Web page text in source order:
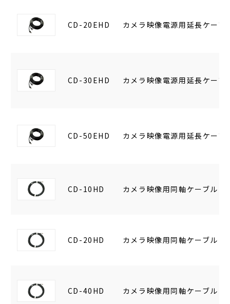
CD-20EHD カメラ映像電源用延長ケー
CD-30EHD カメラ映像電源用延長ケー
CD-50EHD カメラ映像電源用延長ケー
CD-10HD カメラ映像用同軸ケーブル
CD-20HD カメラ映像用同軸ケーブル
CD-40HD カメラ映像用同軸ケーブル